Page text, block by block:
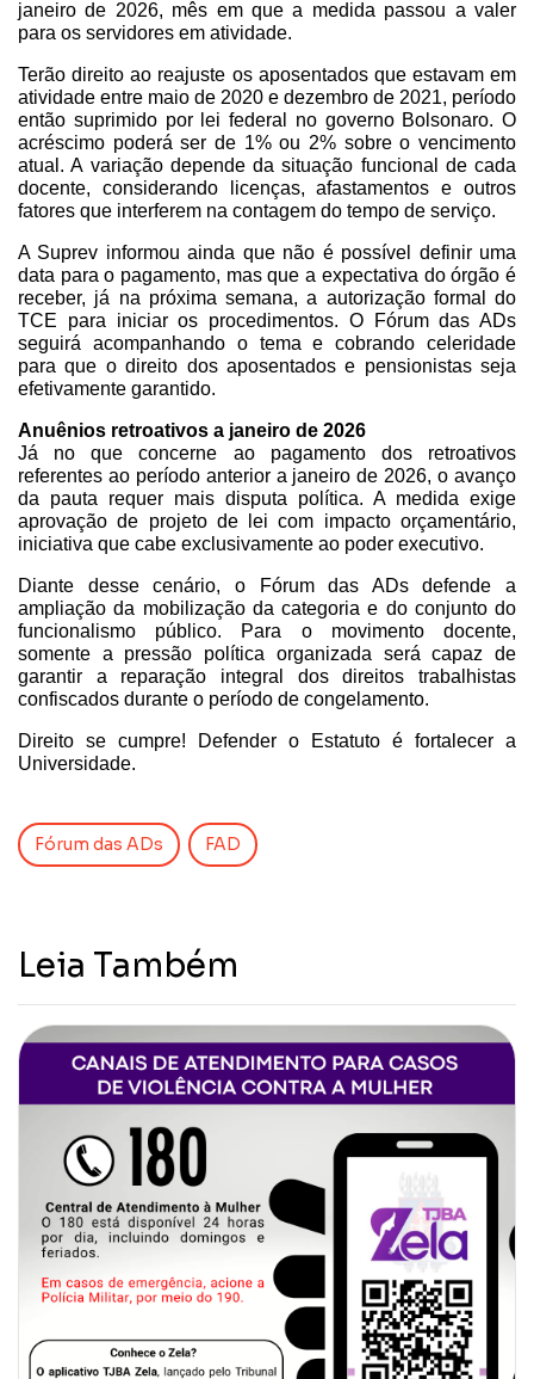
janeiro de 2026, mês em que a medida passou a valer
para os servidores em atividade.
Terão direito ao reajuste os aposentados que estavam em
atividade entre maio de 2020 e dezembro de 2021, período
então suprimido por lei federal no governo Bolsonaro. O
acréscimo poderá ser de 1% ou 2% sobre o vencimento
atual. A variação depende da situação funcional de cada
docente, considerando licenças, afastamentos e outros
fatores que interferem na contagem do tempo de serviço.
A Suprev informou ainda que não é possível definir uma
data para o pagamento, mas que a expectativa do órgão é
receber, já na próxima semana, a autorização formal do
TCE para iniciar os procedimentos. O Fórum das ADs
seguirá acompanhando o tema e cobrando celeridade
para que o direito dos aposentados e pensionistas seja
efetivamente garantido.
Anuênios retroativos a janeiro de 2026
Já no que concerne ao pagamento dos retroativos
referentes ao período anterior a janeiro de 2026, o avanço
da pauta requer mais disputa política. A medida exige
aprovação de projeto de lei com impacto orçamentário,
iniciativa que cabe exclusivamente ao poder executivo.
Diante desse cenário, o Fórum das ADs defende a
ampliação da mobilização da categoria e do conjunto do
funcionalismo público. Para o movimento docente,
somente a pressão política organizada será capaz de
garantir a reparação integral dos direitos trabalhistas
confiscados durante o período de congelamento.
Direito se cumpre! Defender o Estatuto é fortalecer a
Universidade.
Fórum das ADs FAD
Leia Também